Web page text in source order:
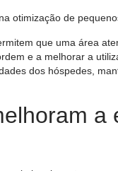
otimização de
que uma área
e a melhorar a
dos hóspedes,
a